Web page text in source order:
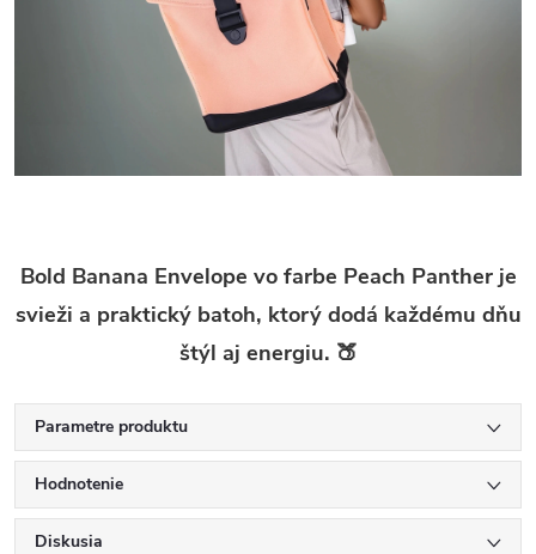
Bold Banana Envelope vo farbe Peach Panther je
svieži a praktický batoh, ktorý dodá každému dňu
štýl aj energiu. 🍑
Parametre produktu
Hodnotenie
Diskusia